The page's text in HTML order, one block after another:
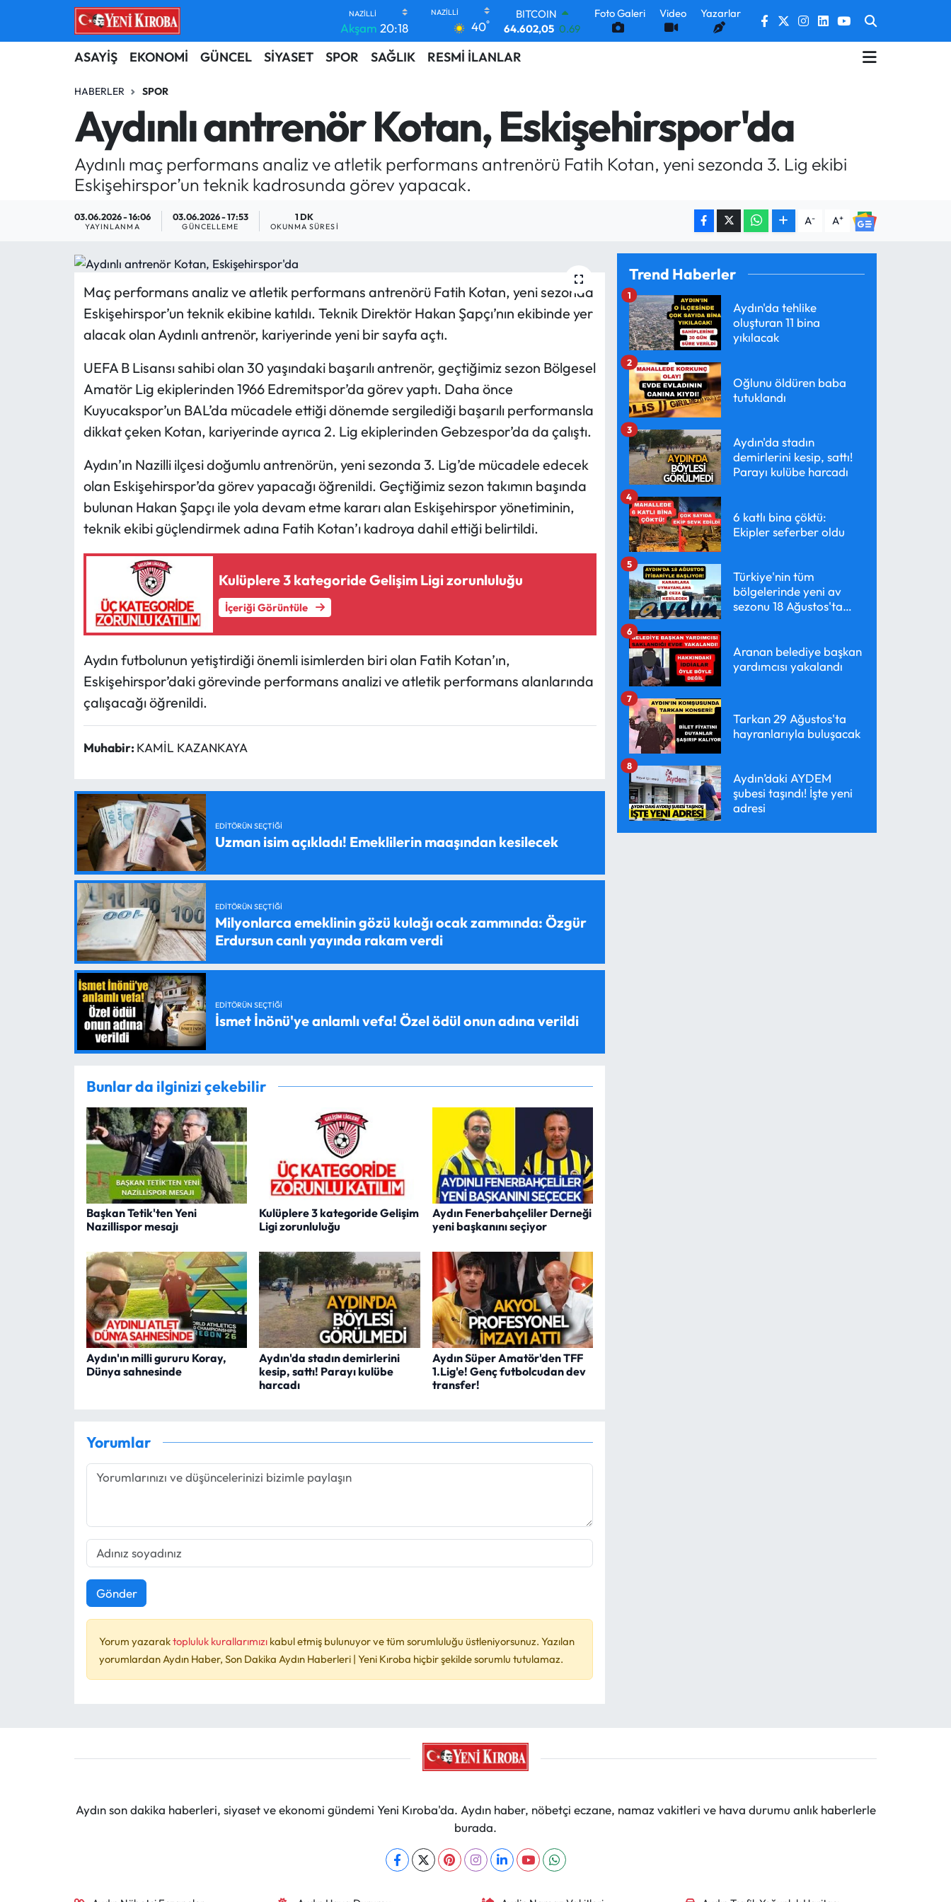
Akşam 20:18 40°
BITCOIN
64.602,05 0.69
DOLAR
47,5986
64,2438
0.21
GRAM ALTIN
BİST100
Foto Galeri Video Yazarlar
ASAYİŞ EKONOMİ GÜNCEL SİYASET SPOR SAĞLIK RESMİ İLANLAR
HABERLER SPOR
Aydınlı antrenör Kotan, Eskişehirspor'da
Aydınlı maç performans analiz ve atletik performans antrenörü Fatih Kotan, yeni sezonda 3. Lig ekibi
Eskişehirspor’un teknik kadrosunda görev yapacak.
03.06.2026 - 16:06
YAYINLANMA
03.06.2026 - 17:53
GÜNCELLEME
1 DK
OKUNMA SÜRESI A- A+
Maç performans analiz ve atletik performans antrenörü Fatih Kotan, yeni sezonda
Eskişehirspor’un teknik ekibine katıldı. Teknik Direktör Hakan Şapçı’nın ekibinde yer
alacak olan Aydınlı antrenör, kariyerinde yeni bir sayfa açtı.
UEFA B Lisansı sahibi olan 30 yaşındaki başarılı antrenör, geçtiğimiz sezon Bölgesel
Amatör Lig ekiplerinden 1966 Edremitspor’da görev yaptı. Daha önce
Kuyucakspor’un BAL’da mücadele ettiği dönemde sergilediği başarılı performansla
dikkat çeken Kotan, kariyerinde ayrıca 2. Lig ekiplerinden Gebzespor’da da çalıştı.
Aydın’ın Nazilli ilçesi doğumlu antrenörün, yeni sezonda 3. Lig’de mücadele edecek
olan Eskişehirspor’da görev yapacağı öğrenildi. Geçtiğimiz sezon takımın başında
bulunan Hakan Şapçı ile yola devam etme kararı alan Eskişehirspor yönetiminin,
teknik ekibi güçlendirmek adına Fatih Kotan’ı kadroya dahil ettiği belirtildi.
Kulüplere 3 kategoride Gelişim Ligi zorunluluğu
İçeriği Görüntüle
Aydın futbolunun yetiştirdiği önemli isimlerden biri olan Fatih Kotan’ın,
Eskişehirspor’daki görevinde performans analizi ve atletik performans alanlarında
çalışacağı öğrenildi.
Muhabir: KAMİL KAZANKAYA
EDITÖRÜN SEÇTIĞI
Uzman isim açıkladı! Emeklilerin maaşından kesilecek
EDITÖRÜN SEÇTIĞI
Milyonlarca emeklinin gözü kulağı ocak zammında: Özgür
Erdursun canlı yayında rakam verdi
EDITÖRÜN SEÇTIĞI
İsmet İnönü'ye anlamlı vefa! Özel ödül onun adına verildi
Bunlar da ilginizi çekebilir
Başkan Tetik'ten Yeni
Nazillispor mesajı
Kulüplere 3 kategoride Gelişim
Ligi zorunluluğu
Aydın Fenerbahçeliler Derneği
yeni başkanını seçiyor
Aydın'ın milli gururu Koray,
Dünya sahnesinde
Aydın'da stadın demirlerini
kesip, sattı! Parayı kulübe
harcadı
Aydın Süper Amatör'den TFF
1.Lig'e! Genç futbolcudan dev
transfer!
Yorumlar
Gönder
Yorum yazaraktopluluk kurallarımızı kabul etmiş bulunuyor ve tüm sorumluluğu üstleniyorsunuz. Yazılan
yorumlardan Aydın Haber, Son Dakika Aydın Haberleri | Yeni Kıroba hiçbir şekilde sorumlu tutulamaz.
Trend Haberler
Aydın'da tehlike
oluşturan 11 bina
yıkılacak
1
Oğlunu öldüren baba
tutuklandı
2
Aydın'da stadın
demirlerini kesip, sattı!
Parayı kulübe harcadı
3
6 katlı bina çöktü:
Ekipler seferber oldu
4
Türkiye'nin tüm
bölgelerinde yeni av
sezonu 18 Ağustos'ta
5
Aranan belediye başkan
yardımcısı yakalandı
6
Tarkan 29 Ağustos'ta
hayranlarıyla buluşacak
7
Aydın’daki AYDEM
şubesi taşındı! İşte yeni
adresi
8
Aydın son dakika haberleri, siyaset ve ekonomi gündemi Yeni Kıroba'da. Aydın haber, nöbetçi eczane, namaz vakitleri ve hava durumu anlık haberlerle
burada.
ASAYİŞ
BİLİM-TEKNOLOJİ
DÜNYA
EKONOMİ
GÜNCEL
GÜNDEM
MAGAZİN
SİYASET
TURİZM
RESMİ İLANLAR
HABER İLAN
Aydın Nöbetçi Eczaneler
Aydın Hava Durumu
Aydin Namaz Vakitleri
Aydın Trafik Yoğunluk Haritası
Süper Lig Puan Durumu ve Fikstür
Tüm Manşetler
Son Dakika Haberleri
Haber Arşivi